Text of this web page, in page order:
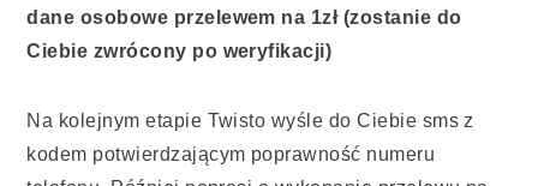
dane osobowe przelewem na 1zł (zostanie do
Ciebie zwrócony po weryfikacji)
Na kolejnym etapie Twisto wyśle do Ciebie sms z
kodem potwierdzającym poprawność numeru